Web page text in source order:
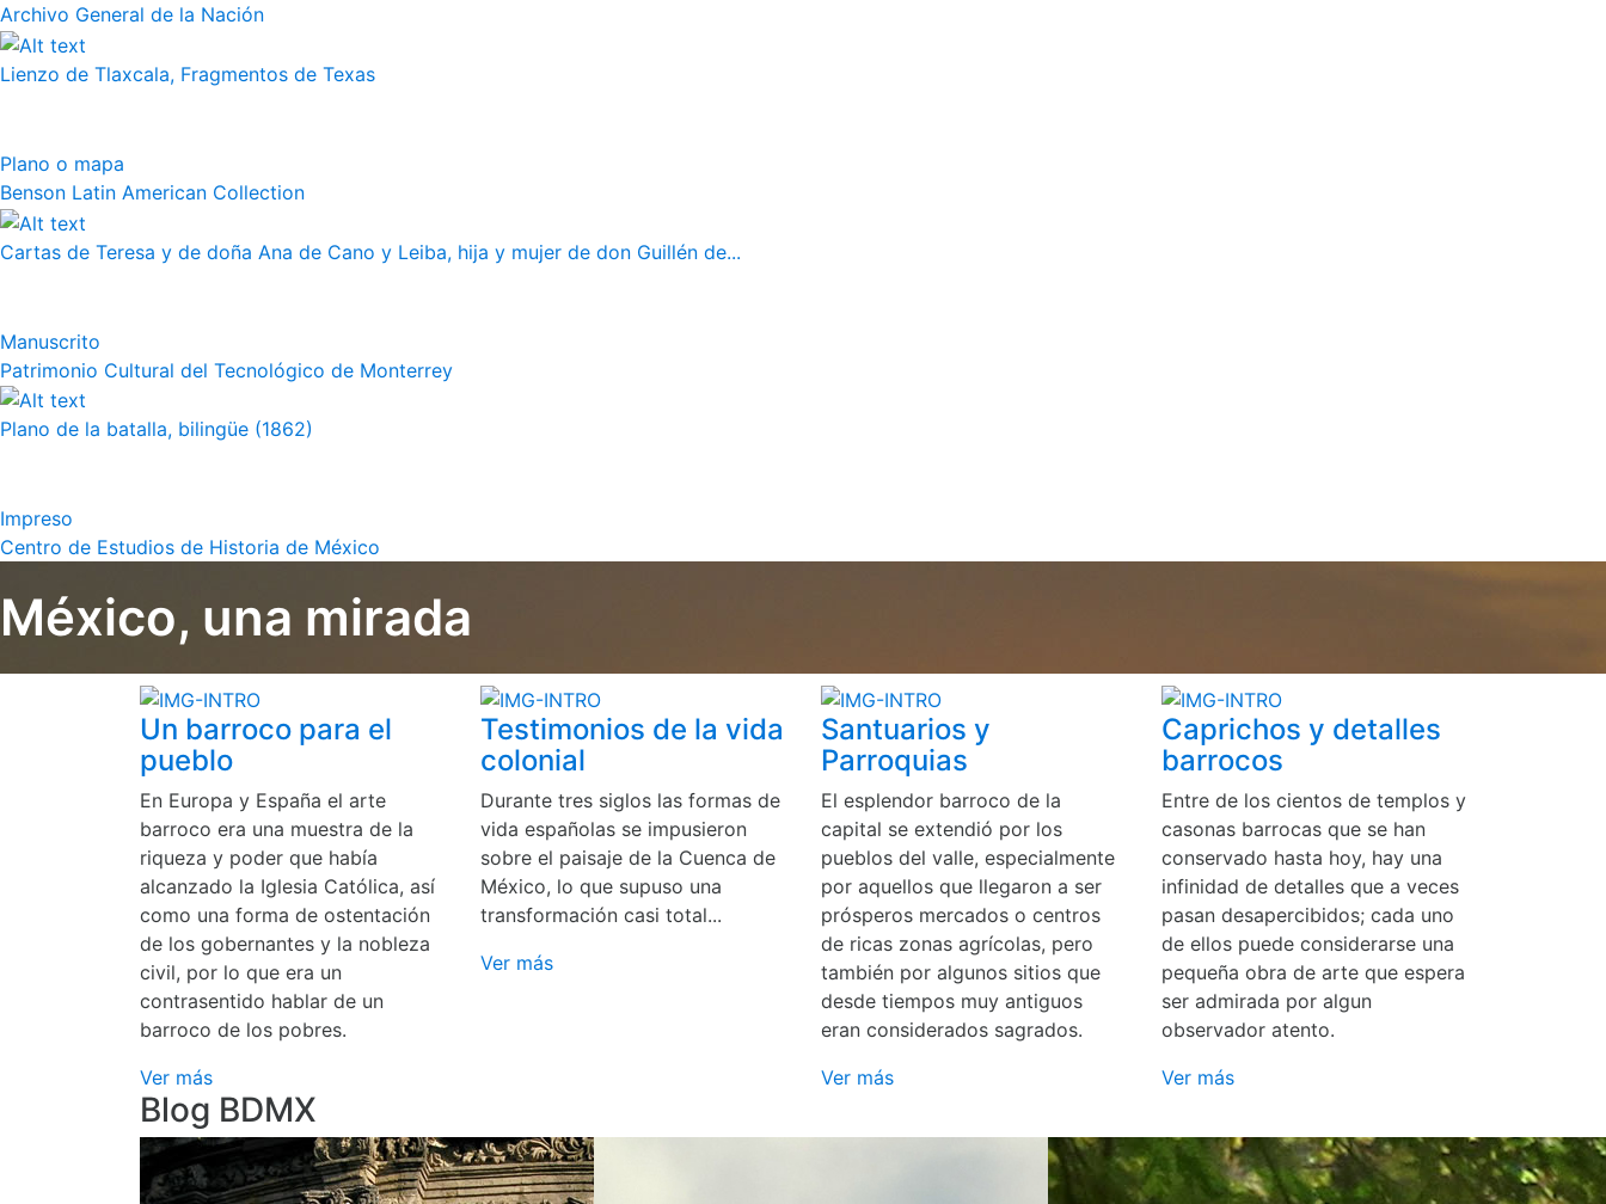
Archivo General de la Nación
Lienzo de Tlaxcala, Fragmentos de Texas
Plano o mapa
Benson Latin American Collection
Cartas de Teresa y de doña Ana de Cano y Leiba, hija y mujer de don Guillén de...
Manuscrito
Patrimonio Cultural del Tecnológico de Monterrey
Plano de la batalla, bilingüe (1862)
Impreso
Centro de Estudios de Historia de México
México, una mirada
Un barroco para el
pueblo
En Europa y España el arte
barroco era una muestra de la
riqueza y poder que había
alcanzado la Iglesia Católica, así
como una forma de ostentación
de los gobernantes y la nobleza
civil, por lo que era un
contrasentido hablar de un
barroco de los pobres.
Ver más
Testimonios de la vida
colonial
Durante tres siglos las formas de
vida españolas se impusieron
sobre el paisaje de la Cuenca de
México, lo que supuso una
transformación casi total...
Ver más
Santuarios y
Parroquias
El esplendor barroco de la
capital se extendió por los
pueblos del valle, especialmente
por aquellos que llegaron a ser
prósperos mercados o centros
de ricas zonas agrícolas, pero
también por algunos sitios que
desde tiempos muy antiguos
eran considerados sagrados.
Ver más
Caprichos y detalles
barrocos
Entre de los cientos de templos y
casonas barrocas que se han
conservado hasta hoy, hay una
infinidad de detalles que a veces
pasan desapercibidos; cada uno
de ellos puede considerarse una
pequeña obra de arte que espera
ser admirada por algun
observador atento.
Ver más
Blog BDMX